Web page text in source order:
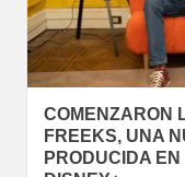
COMENZARON
FREEKS, UNA
PRODUCIDA